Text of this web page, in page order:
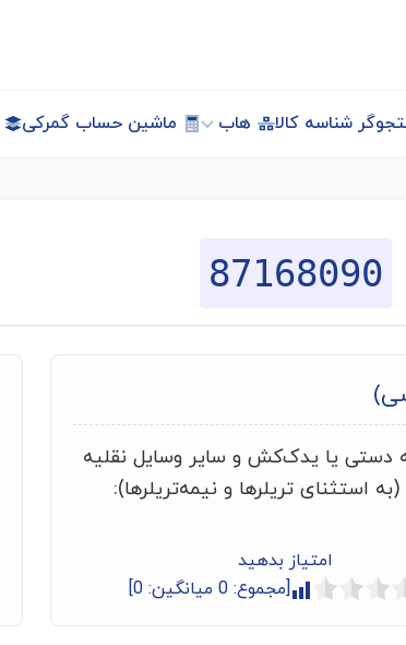
شناسه کالا هاب ماشین حساب گمرکی
87168090
دستی یا یدک‌کش و سایر وسایل نقلیه
استثنای تریلرها و نیمه‌تریلرها):
امتیاز بدهید
[مجموع:0 میانگین:0
]